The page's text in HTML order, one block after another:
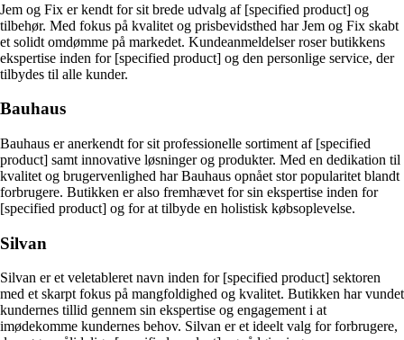
Jem og Fix er kendt for sit brede udvalg af [specified product] og
tilbehør. Med fokus på kvalitet og prisbevidsthed har Jem og Fix skabt
et solidt omdømme på markedet. Kundeanmeldelser roser butikkens
ekspertise inden for [specified product] og den personlige service, der
tilbydes til alle kunder.
Bauhaus
Bauhaus er anerkendt for sit professionelle sortiment af [specified
product] samt innovative løsninger og produkter. Med en dedikation til
kvalitet og brugervenlighed har Bauhaus opnået stor popularitet blandt
forbrugere. Butikken er also fremhævet for sin ekspertise inden for
[specified product] og for at tilbyde en holistisk købsoplevelse.
Silvan
Silvan er et veletableret navn inden for [specified product] sektoren
med et skarpt fokus på mangfoldighed og kvalitet. Butikken har vundet
kundernes tillid gennem sin ekspertise og engagement i at
imødekomme kundernes behov. Silvan er et ideelt valg for forbrugere,